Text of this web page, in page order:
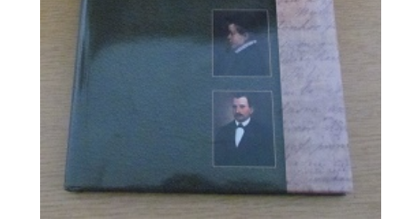
Fogorvos
Védőnői szolgálat
Központi orvosi ügyelet
Alapszolgáltatási Központ
Kultúra